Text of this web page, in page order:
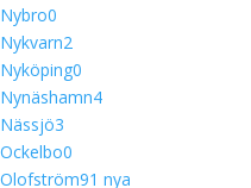
Nybro0
Nykvarn2
Nyköping0
Nynäshamn4
Nässjö3
Ockelbo0
Olofström91 nya